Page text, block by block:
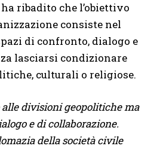
ha ribadito che l’obiettivo
consiste nel
di confronto, dialogo e
lasciarsi condizionare
culturali o religiose.
divisioni geopolitiche ma
e di collaborazione.
della società civile